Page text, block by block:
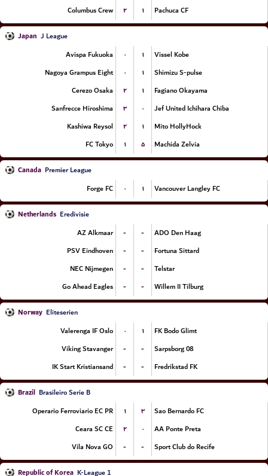
Columbus Crew ۲ ۱ Pachuca CF
Japan J League
Avispa Fukuoka
۰ ۱
Vissel Kobe
Nagoya Grampus Eight
۰ ۱
Shimizu S-pulse
Cerezo Osaka
۲ ۱
Fagiano Okayama
Sanfrecce Hiroshima
۳ ۰
Jef United Ichihara Chiba
Kashiwa Reysol
۲ ۱
Mito HollyHock
FC Tokyo
۱ ۵ Machida Zelvia
Canada Premier League
Forge FC
۰ ۱ Vancouver Langley FC
Netherlands Eredivisie
AZ Alkmaar
- -
ADO Den Haag
PSV Eindhoven
- -
Fortuna Sittard
NEC Nijmegen
- -
Telstar
Go Ahead Eagles
- - Willem II Tilburg
Norway Eliteserien
Valerenga IF Oslo
۰ ۱
FK Bodo Glimt
Viking Stavanger
- -
Sarpsborg 08
IK Start Kristiansand
- - Fredrikstad FK
Brazil Brasileiro Serie B
Operario Ferroviario EC PR
۱ ۳
Sao Bernardo FC
Ceara SC CE
۲ ۰
AA Ponte Preta
Vila Nova GO
- - Sport Club do Recife
Republic of Korea K-League 1